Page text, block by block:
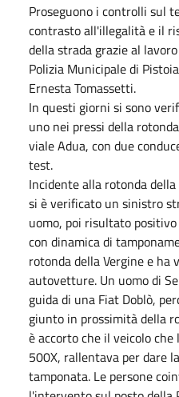
Proseguono i controlli sul
contrasto all'illegalità e il
della strada grazie al
Polizia Municipale di
Ernesta Tomassetti.
In questi giorni si sono
uno nei pressi della
viale Adua, con due
test.
Incidente alla rotonda
si è verificato un sinistro
uomo, poi risultato positivo
con dinamica di
rotonda della Vergine e ha
autovetture. Un uomo di
guida di una Fiat Doblò,
giunto in prossimità della
è accorto che il veicolo
500X, rallentava per dare
tamponata. Le persone